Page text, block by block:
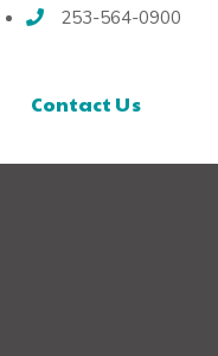
253-564-0900
Contact Us